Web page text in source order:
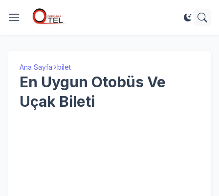
Ana Sayfa bilet
En Uygun Otobüs Ve
Uçak Bileti